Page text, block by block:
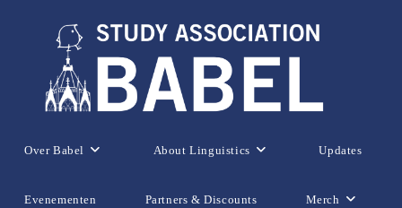
Over Babel About Linguistics Updates
Evenementen Partners & Discounts Merch